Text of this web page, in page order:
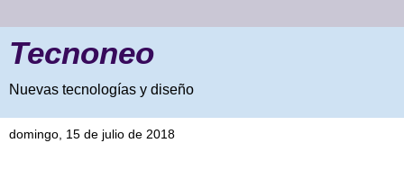
Tecnoneo
Nuevas tecnologías y diseño
domingo, 15 de julio de 2018